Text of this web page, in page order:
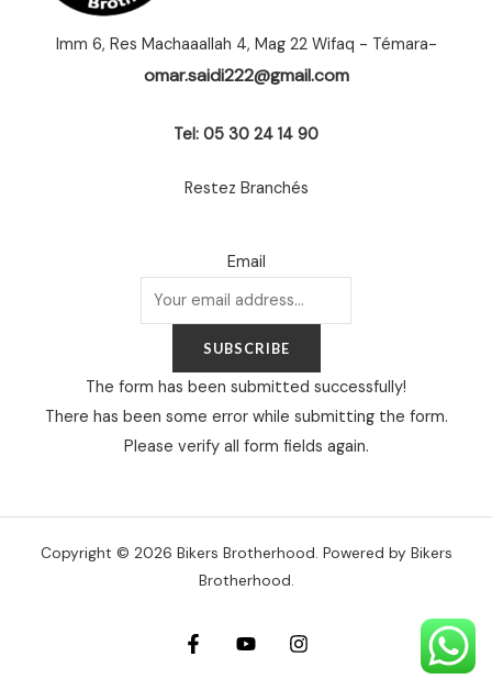
Imm 6, Res Machaaallah 4, Mag 22 Wifaq - Témara-
omar.saidi222@gmail.com
Tel: 05 30 24 14 90
Restez Branchés
Email
SUBSCRIBE
The form has been submitted successfully!
There has been some error while submitting the form.
Please verify all form fields again.
Copyright © 2026 Bikers Brotherhood. Powered by Bikers
Brotherhood.